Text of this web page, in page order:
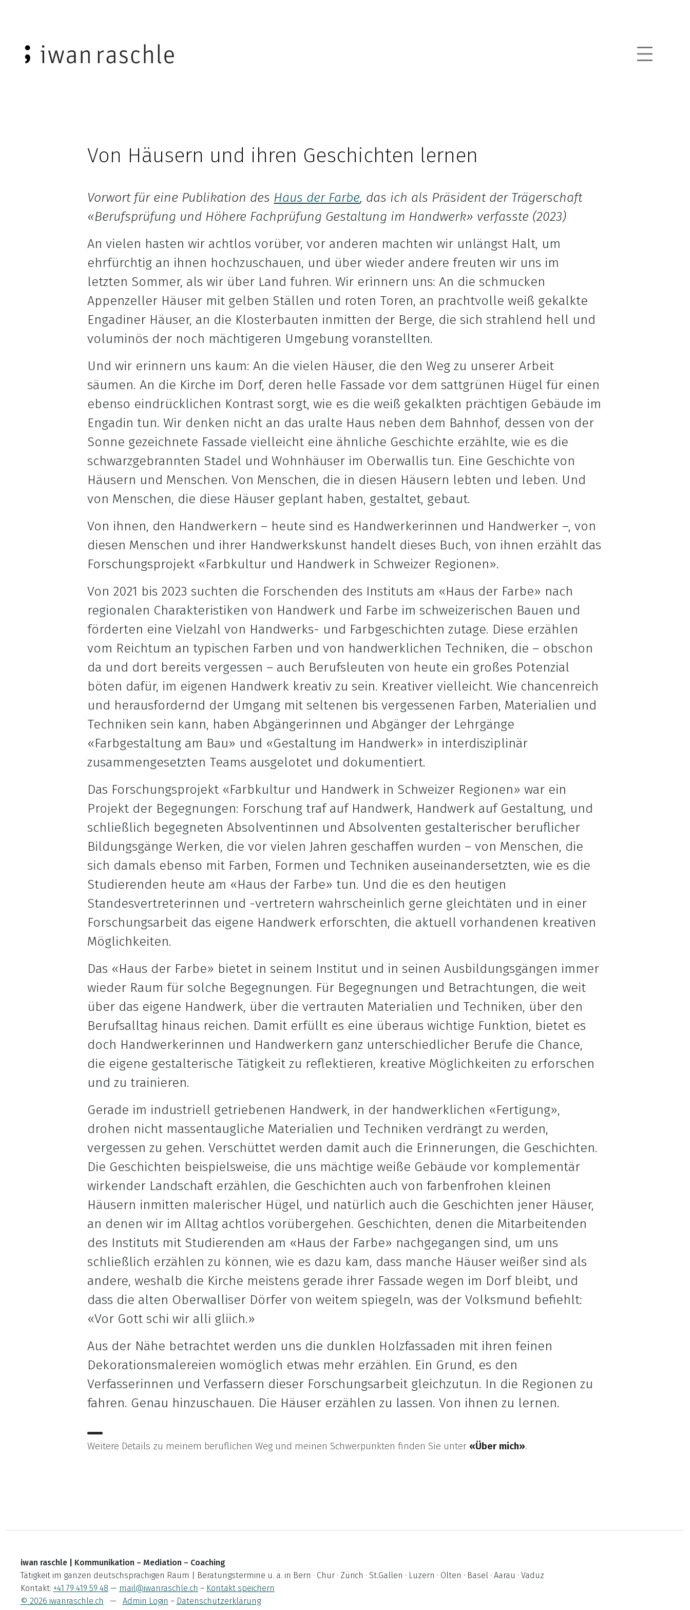
Von Häusern und ihren Geschichten lernen
Vorwort für eine Publikation des Haus der Farbe, das ich als Präsident der Trägerschaft
«Berufsprüfung und Höhere Fachprüfung Gestaltung im Handwerk» verfasste (2023)
An vielen hasten wir achtlos vorüber, vor anderen machten wir unlängst Halt, um
ehrfürchtig an ihnen hochzuschauen, und über wieder andere freuten wir uns im
letzten Sommer, als wir über Land fuhren. Wir erinnern uns: An die schmucken
Appenzeller Häuser mit gelben Ställen und roten Toren, an prachtvolle weiß gekalkte
Engadiner Häuser, an die Klosterbauten inmitten der Berge, die sich strahlend hell und
voluminös der noch mächtigeren Umgebung voranstellten.
Und wir erinnern uns kaum: An die vielen Häuser, die den Weg zu unserer Arbeit
säumen. An die Kirche im Dorf, deren helle Fassade vor dem sattgrünen Hügel für einen
ebenso eindrücklichen Kontrast sorgt, wie es die weiß gekalkten prächtigen Gebäude im
Engadin tun. Wir denken nicht an das uralte Haus neben dem Bahnhof, dessen von der
Sonne gezeichnete Fassade vielleicht eine ähnliche Geschichte erzählte, wie es die
schwarzgebrannten Stadel und Wohnhäuser im Oberwallis tun. Eine Geschichte von
Häusern und Menschen. Von Menschen, die in diesen Häusern lebten und leben. Und
von Menschen, die diese Häuser geplant haben, gestaltet, gebaut.
Von ihnen, den Handwerkern – heute sind es Handwerkerinnen und Handwerker –, von
diesen Menschen und ihrer Handwerkskunst handelt dieses Buch, von ihnen erzählt das
Forschungsprojekt «Farbkultur und Handwerk in Schweizer Regionen».
Von 2021 bis 2023 suchten die Forschenden des Instituts am «Haus der Farbe» nach
regionalen Charakteristiken von Handwerk und Farbe im schweizerischen Bauen und
förderten eine Vielzahl von Handwerks- und Farbgeschichten zutage. Diese erzählen
vom Reichtum an typischen Farben und von handwerklichen Techniken, die – obschon
da und dort bereits vergessen – auch Berufsleuten von heute ein großes Potenzial
böten dafür, im eigenen Handwerk kreativ zu sein. Kreativer vielleicht. Wie chancenreich
und herausfordernd der Umgang mit seltenen bis vergessenen Farben, Materialien und
Techniken sein kann, haben Abgängerinnen und Abgänger der Lehrgänge
«Farbgestaltung am Bau» und «Gestaltung im Handwerk» in interdisziplinär
zusammengesetzten Teams ausgelotet und dokumentiert.
Das Forschungsprojekt «Farbkultur und Handwerk in Schweizer Regionen» war ein
Projekt der Begegnungen: Forschung traf auf Handwerk, Handwerk auf Gestaltung, und
schließlich begegneten Absolventinnen und Absolventen gestalterischer beruflicher
Bildungsgänge Werken, die vor vielen Jahren geschaffen wurden – von Menschen, die
sich damals ebenso mit Farben, Formen und Techniken auseinandersetzten, wie es die
Studierenden heute am «Haus der Farbe» tun. Und die es den heutigen
Standesvertreterinnen und -vertretern wahrscheinlich gerne gleichtäten und in einer
Forschungsarbeit das eigene Handwerk erforschten, die aktuell vorhandenen kreativen
Möglichkeiten.
Das «Haus der Farbe» bietet in seinem Institut und in seinen Ausbildungsgängen immer
wieder Raum für solche Begegnungen. Für Begegnungen und Betrachtungen, die weit
über das eigene Handwerk, über die vertrauten Materialien und Techniken, über den
Berufsalltag hinaus reichen. Damit erfüllt es eine überaus wichtige Funktion, bietet es
doch Handwerkerinnen und Handwerkern ganz unterschiedlicher Berufe die Chance,
die eigene gestalterische Tätigkeit zu reflektieren, kreative Möglichkeiten zu erforschen
und zu trainieren.
Gerade im industriell getriebenen Handwerk, in der handwerklichen «Fertigung»,
drohen nicht massentaugliche Materialien und Techniken verdrängt zu werden,
vergessen zu gehen. Verschüttet werden damit auch die Erinnerungen, die Geschichten.
Die Geschichten beispielsweise, die uns mächtige weiße Gebäude vor komplementär
wirkender Landschaft erzählen, die Geschichten auch von farbenfrohen kleinen
Häusern inmitten malerischer Hügel, und natürlich auch die Geschichten jener Häuser,
an denen wir im Alltag achtlos vorübergehen. Geschichten, denen die Mitarbeitenden
des Instituts mit Studierenden am «Haus der Farbe» nachgegangen sind, um uns
schließlich erzählen zu können, wie es dazu kam, dass manche Häuser weißer sind als
andere, weshalb die Kirche meistens gerade ihrer Fassade wegen im Dorf bleibt, und
dass die alten Oberwalliser Dörfer von weitem spiegeln, was der Volksmund befiehlt:
«Vor Gott schi wir alli gliich.»
Aus der Nähe betrachtet werden uns die dunklen Holzfassaden mit ihren feinen
Dekorationsmalereien womöglich etwas mehr erzählen. Ein Grund, es den
Verfasserinnen und Verfassern dieser Forschungsarbeit gleichzutun. In die Regionen zu
fahren. Genau hinzuschauen. Die Häuser erzählen zu lassen. Von ihnen zu lernen.
Weitere Details zu meinem beruflichen Weg und meinen Schwerpunkten finden Sie unter «Über mich».
iwan raschle | Kommunikation – Mediation – Coaching
Tätigkeit im ganzen deutschsprachigen Raum | Beratungstermine u. a. in Bern · Chur · Zürich · St.Gallen · Luzern · Olten · Basel · Aarau · Vaduz
Kontakt: +41 79 419 59 48 — mail@iwanraschle.ch – Kontakt speichern
© 2026 iwanraschle.ch — Admin Login – Datenschutzerklärung